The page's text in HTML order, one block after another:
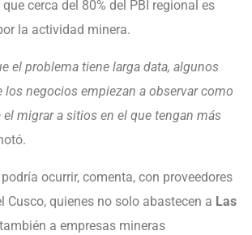
cerca del 80% del PBI regional es
la actividad minera.
el problema tiene larga data, algunos
los negocios empiezan a observar como
migrar a sitios en el que tengan más
ocurrir, comenta, con proveedores
Cusco, quienes no solo abastecen a Las
a empresas mineras